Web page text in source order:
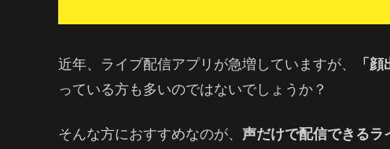
近年、ライブ配信アプリが急増していますが、 「
っている方も多いのではないでしょうか？
そんな方におすすめなのが、 声だけで配信できるラ